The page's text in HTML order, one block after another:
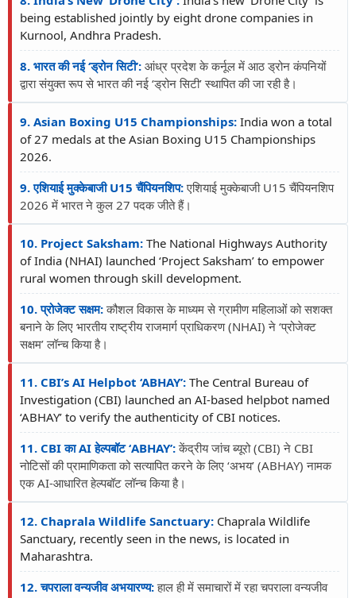
being established jointly by eight drone companies in
Kurnool, Andhra Pradesh.
8. भारत की नई ‘ड्रोन सिटी’: आंध्र प्रदेश के कर्नूल में आठ ड्रोन कंपनियों
द्वारा संयुक्त रूप से भारत की नई ‘ड्रोन सिटी’ स्थापित की जा रही है।
9. Asian Boxing U15 Championships: India won a total
of 27 medals at the Asian Boxing U15 Championships
2026.
9. एशियाई मुक्केबाजी U15 चैंपियनशिप:एशियाई मुक्केबाजी U15 चैंपियनशिप
2026 में भारत ने कुल 27 पदक जीते हैं।
10. Project Saksham: The National Highways Authority
of India (NHAI) launched ‘Project Saksham’ to empower
rural women through skill development.
10. प्रोजेक्ट सक्षम:कौशल विकास के माध्यम से ग्रामीण महिलाओं को सशक्त
बनाने के लिए भारतीय राष्ट्रीय राजमार्ग प्राधिकरण (NHAI) ने ‘प्रोजेक्ट
सक्षम’ लॉन्च किया है।
11. CBI’s AI Helpbot ‘ABHAY’: The Central Bureau of
Investigation (CBI) launched an AI-based helpbot named
‘ABHAY’ to verify the authenticity of CBI notices.
11. CBI का AI हेल्पबॉट ‘ABHAY’:केंद्रीय जांच ब्यूरो (CBI) ने CBI
नोटिसों की प्रामाणिकता को सत्यापित करने के लिए ‘अभय’ (ABHAY) नामक
एक AI-आधारित हेल्पबॉट लॉन्च किया है।
12. Chaprala Wildlife Sanctuary: Chaprala Wildlife
Sanctuary, recently seen in the news, is located in
Maharashtra.
12. चपराला वन्यजीव अभयारण्य:हाल ही में समाचारों में रहा चपराला वन्यजीव